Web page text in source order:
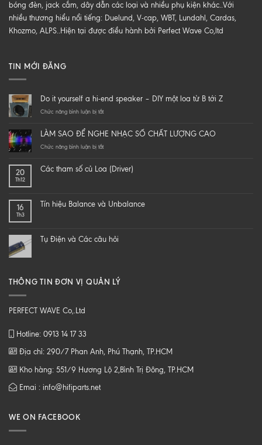
bóng đèn, jack cắm, dây dẫn các loại và nhiều phụ kiện khác..Với
nhiều thương hiểu nổi tiếng: Duelund, V-cap, WBT, Lundahl, Cardas,
Khozmo, ALPS..Hiện tại được điều hành bởi Perfect Wave Co,ltd
TIN MỚI ĐĂNG
Do it yourself a hi-end speaker – DIY một loa từ B tới Z
Chức năng bình luận bị tắtở
yourself
a
speaker
loa
Z
LÀM SAO ĐỂ NGHE NHẠC SỐ CHẤT LƯỢNG CAO
Chức năng bình luận bị tắtở
ĐỂ
CHẤT
20
Th12
Các tham số củ Loa (Driver)
16
Th3
Tín hiệu Balance và Unbalance
Tụ Điện và Các câu hỏi
THÔNG TIN ĐƠN VỊ QUẢN LÝ
PERFECT WAVE Co,.Ltd
Hotline: 0913 14 17 33
Địa chỉ: 290/7 Phan Anh, Phú Thạnh, TP.HCM
Kho hàng: 551/9 Hương Lộ 2,Bình Trị Đông, TP.HCM
Emai : info@hifiparts.net
WE ON FACEBOOK